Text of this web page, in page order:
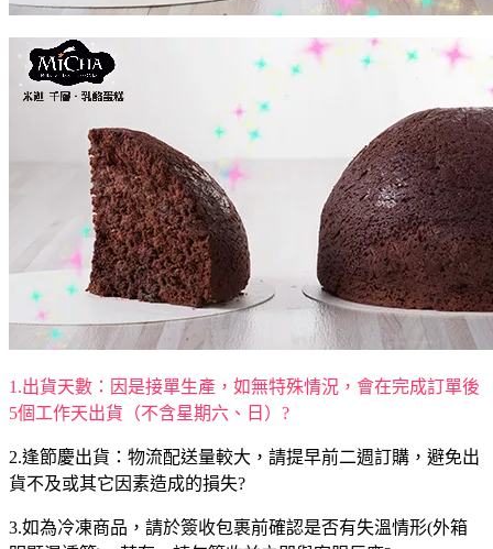
1.出貨天數：因是接單生產，如無特殊情況，會在完成訂單後
5個工作天出貨（不含星期六、日）?
2.逢節慶出貨：物流配送量較大，請提早前二週訂購，避免出
貨不及或其它因素造成的損失?
3.如為冷凍商品，請於簽收包裹前確認是否有失溫情形(外箱